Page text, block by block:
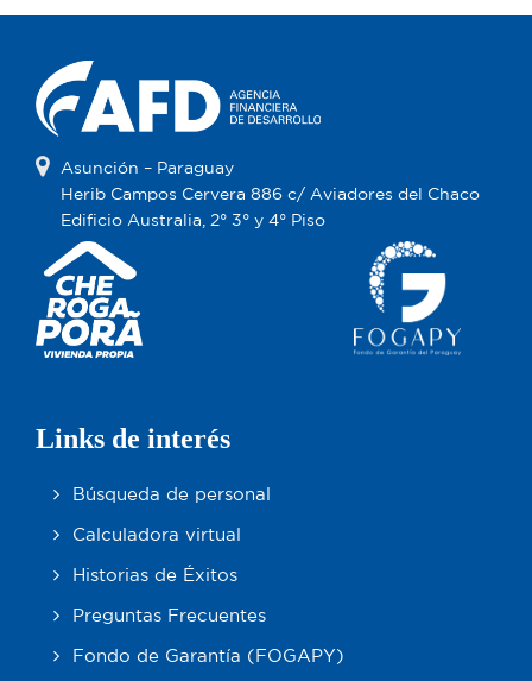
Asunción – Paraguay
Herib Campos Cervera 886 c/ Aviadores del Chaco
Edificio Australia, 2° 3° y 4° Piso
Links de interés
Búsqueda de personal
Calculadora virtual
Historias de Éxitos
Preguntas Frecuentes
Fondo de Garantía (FOGAPY)